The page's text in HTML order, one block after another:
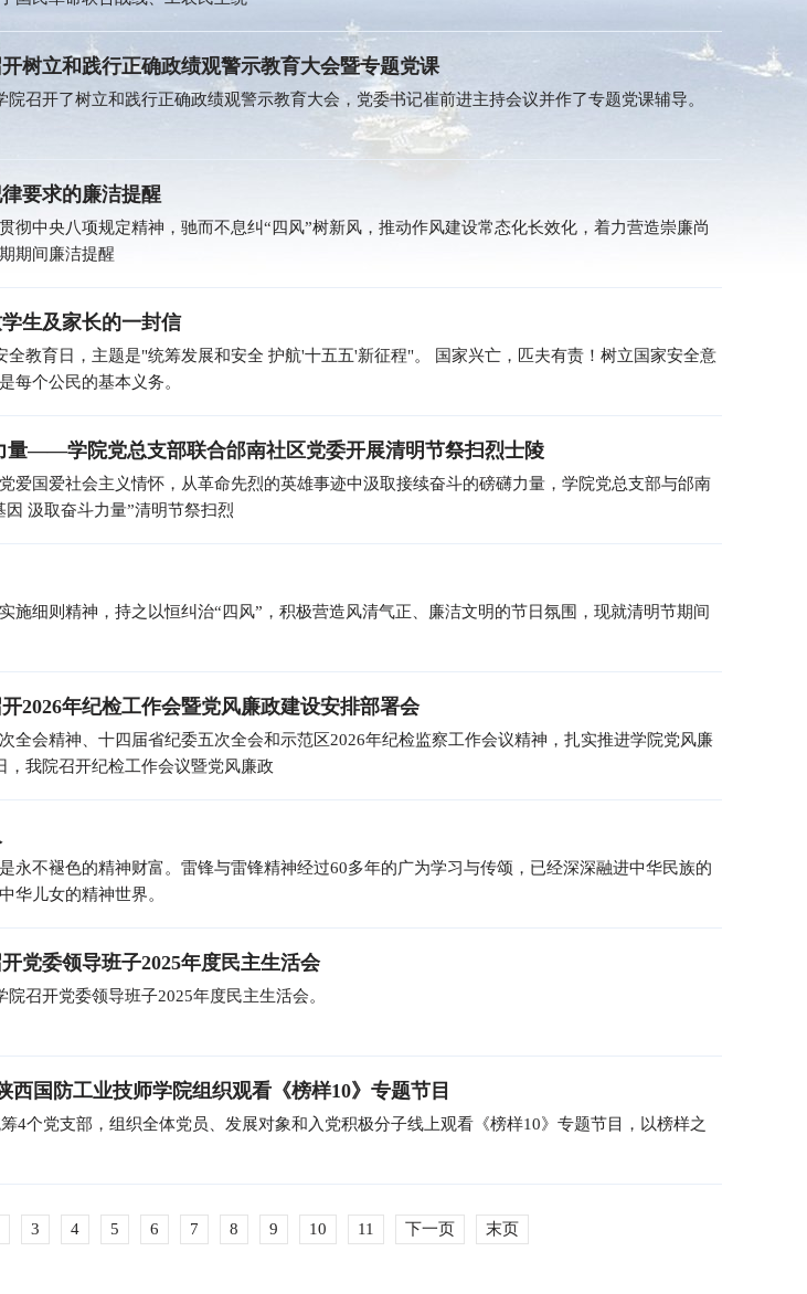
树立和践行正确政绩观警示教育大会暨专题党课
召开了树立和践行正确政绩观警示教育大会，党委书记崔前进主持会议并作了专题党课辅导。
要求的廉洁提醒
彻中央八项规定精神，驰而不息纠“四风”树新风，推动作风建设常态化长效化，着力营造崇廉尚
期间廉洁提醒
生及家长的一封信
全教育日，主题是"统筹发展和安全 护航'十五五'新征程"。 国家兴亡，匹夫有责！树立国家安全意
每个公民的基本义务。
量——学院党总支部联合邰南社区党委开展清明节祭扫烈士陵
爱国爱社会主义情怀，从革命先烈的英雄事迹中汲取接续奋斗的磅礴力量，学院党总支部与邰南
汲取奋斗力量”清明节祭扫烈
施细则精神，持之以恒纠治“四风”，积极营造风清气正、廉洁文明的节日氛围，现就清明节期间
2026年纪检工作会暨党风廉政建设安排部署会
全会精神、十四届省纪委五次全会和示范区2026年纪检监察工作会议精神，扎实推进学院党风廉
，我院召开纪检工作会议暨党风廉政
永不褪色的精神财富。雷锋与雷锋精神经过60多年的广为学习与传颂，已经深深融进中华民族的
华儿女的精神世界。
党委领导班子2025年度民主生活会
召开党委领导班子2025年度民主生活会。
西国防工业技师学院组织观看《榜样10》专题节目
4个党支部，组织全体党员、发展对象和入党积极分子线上观看《榜样10》专题节目，以榜样之
3 4 5 6 7 8 9 10 11 下一页 末页